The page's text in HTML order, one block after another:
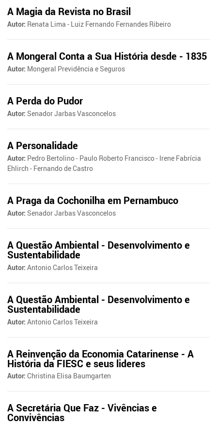
A Magia da Revista no Brasil
Autor: Renata Lima - Luiz Fernando Fernandes Ribeiro
A Mongeral Conta a Sua História desde - 1835
Autor: Mongeral Previdência e Seguros
A Perda do Pudor
Autor: Senador Jarbas Vasconcelos
A Personalidade
Autor: Pedro Bertolino - Paulo Roberto Francisco - Irene Fabrícia
Ehlirch - Fernando de Castro
A Praga da Cochonilha em Pernambuco
Autor: Senador Jarbas Vasconcelos
A Questão Ambiental - Desenvolvimento e
Sustentabilidade
Autor: Antonio Carlos Teixeira
A Questão Ambiental - Desenvolvimento e
Sustentabilidade
Autor: Antonio Carlos Teixeira
A Reinvenção da Economia Catarinense - A
História da FIESC e seus lideres
Autor: Christina Elisa Baumgarten
A Secretária Que Faz - Vivências e
Convivências